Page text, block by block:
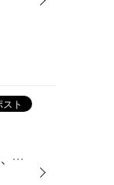
こんにちは、いつも当店をご利用いただきましてありがとうございます。 本日より、コクピット・タイヤ館におきまして、 期間限定！ サイズ限定！！ 数量限定！！！ お得にお買い求めいただける、「タイヤ・スペシャルプライスデー」がスタートします！ お得なタイヤのご紹介！！ ワゴンR、N-BOX、タ...